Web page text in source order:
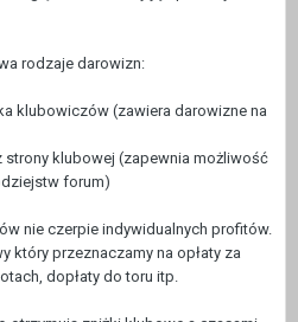
rodzaje darowizn:
klubowiczów (zawiera darowizne na
strony klubowej (zapewnia możliwość
forum)
nie czerpie indywidualnych profitów.
który przeznaczamy na opłaty za
dopłaty do toru itp.